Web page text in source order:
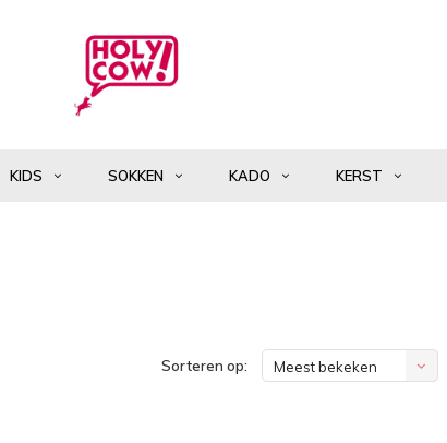
KIDS SOKKEN KADO KERST
Sorteren op: Meest bekeken